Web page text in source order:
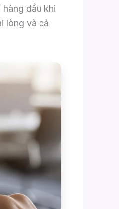
đầu khi
lòng và cả